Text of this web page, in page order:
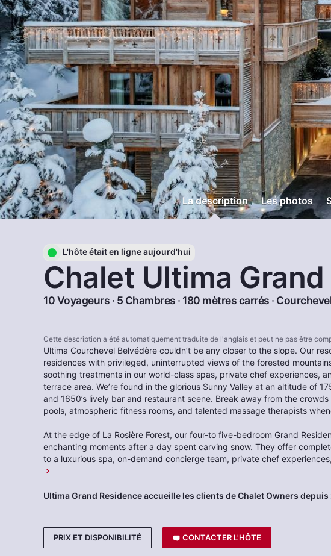
La description Les photos
L'hôte était en ligne aujourd'hui
Chalet Ultima
10 Voyageurs · 5 Chambres · 180 mètres carrés ·
Cette description a été automatiquement traduite de l'anglais et peut ne pas être
Ultima Courchevel Belvédère couldn’t be any closer to the slope. Our
residences with privileged, uninterrupted views of the forested
soothing treatments in our world-class spas, private chef experiences,
terrace area. We’re found in the glorious Sunny Valley at an altitude of
and 1650’s lively bar and restaurant scene. Break away from the
pools, atmospheric fitness rooms, and talented massage therapists
At the edge of La Rosière Forest, our four-to five-bedroom Grand
enchanting moments after a day spent carving snow. They offer
to a luxurious spa, on-demand concierge team, private chef
Ultima Grand Residence accueille les clients de Chalet Owners depuis
PRIX ET DISPONIBILITÉ CONTACTER L'HÔTE